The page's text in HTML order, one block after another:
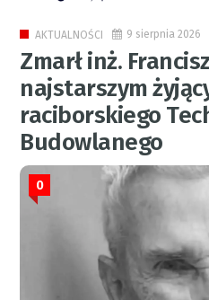
AKTUALNOŚCI 9 sierpnia 2026
Zmarł inż.
najstarszym
raciborskiego
Budowlanego
0